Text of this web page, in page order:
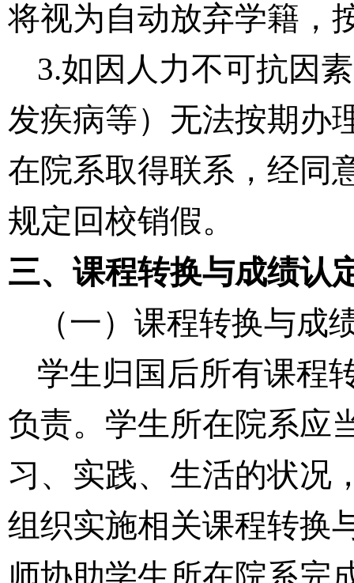
将视为自动放弃学籍，
3.如因人力不可抗因
发疾病等）无法按期办
在院系取得联系，经同
规定回校销假。
三、课程转换与成绩认
（一）课程转换与成
学生归国后所有课程
负责。学生所在院系应
习、 实践、 生活的状况
组织实施相关课程转换